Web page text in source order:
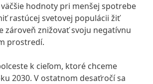
hodnoty pri menšej spotrebe
rastúcej svetovej populácii žiť
zároveň znižovať svoju negatívnu
prostredí.
k cieľom, ktoré chceme
2030. V ostatnom desaťročí sa